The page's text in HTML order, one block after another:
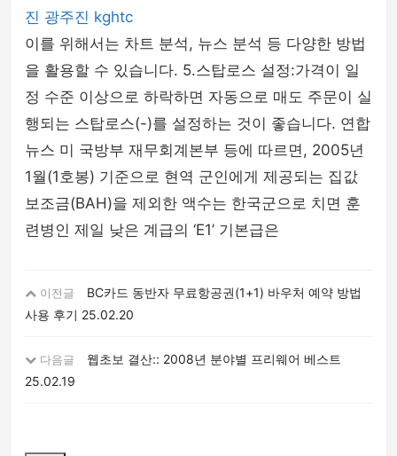
진 광주진 kghtc
이를 위해서는 차트 분석, 뉴스 분석 등 다양한 방법
을 활용할 수 있습니다. 5.스탑로스 설정:가격이 일
정 수준 이상으로 하락하면 자동으로 매도 주문이 실
행되는 스탑로스(-)를 설정하는 것이 좋습니다. 연합
뉴스 미 국방부 재무회계본부 등에 따르면, 2005년
1월(1호봉) 기준으로 현역 군인에게 제공되는 집값
보조금(BAH)을 제외한 액수는 한국군으로 치면 훈
련병인 제일 낮은 계급의 ‘E1’ 기본급은
이전글
BC카드 동반자 무료항공권(1+1) 바우처 예약 방법
사용 후기 25.02.20
다음글
웹초보 결산:: 2008년 분야별 프리웨어 베스트
25.02.19